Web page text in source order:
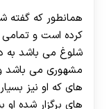
همانطور که گفته
کرده است و تمامی
شلوغ می باشد به
مشهوری می باشد
های که او نیز
های برگزار شده